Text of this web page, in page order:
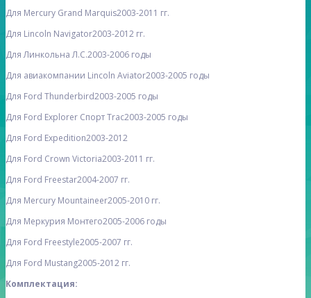
Для Mercury Grand Marquis2003-2011 гг.
Для Lincoln Navigator2003-2012 гг.
Для Линкольна Л.С.2003-2006 годы
Для авиакомпании Lincoln Aviator2003-2005 годы
Для Ford Thunderbird2003-2005 годы
Для Ford Explorer Спорт Trac2003-2005 годы
Для Ford Expedition2003-2012
Для Ford Crown Victoria2003-2011 гг.
Для Ford Freestar2004-2007 гг.
Для Mercury Mountaineer2005-2010 гг.
Для Меркурия Монтего2005-2006 годы
Для Ford Freestyle2005-2007 гг.
Для Ford Mustang2005-2012 гг.
Комплектация: